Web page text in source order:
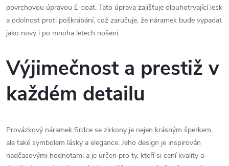
povrchovou úpravou E-coat. Tato úprava zajišťuje dlouhotrvající lesk
a odolnost proti poškrábání, což zaručuje, že náramek bude vypadat
jako nový i po mnoha letech nošení.
Výjimečnost a prestiž v
každém detailu
Provázkový náramek Srdce se zirkony je nejen krásným šperkem,
ale také symbolem lásky a elegance. Jeho design je inspirován
nadčasovými hodnotami a je určen pro ty, kteří si cení kvality a